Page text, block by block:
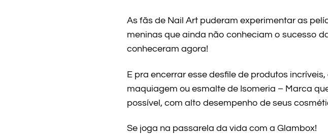
As fãs de Nail Art puderam experimentar as
meninas que ainda não conheciam o sucesso
conheceram agora!
E pra encerrar esse desfile de produtos
maquiagem ou esmalte de Isomeria – Marca
possível, com alto desempenho de seus
Se joga na passarela da vida com a Glambox!